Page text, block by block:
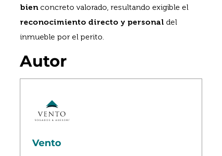
bien concreto valorado, resultando exigible el
reconocimiento directo y personal del
inmueble por el perito.
Autor
Vento